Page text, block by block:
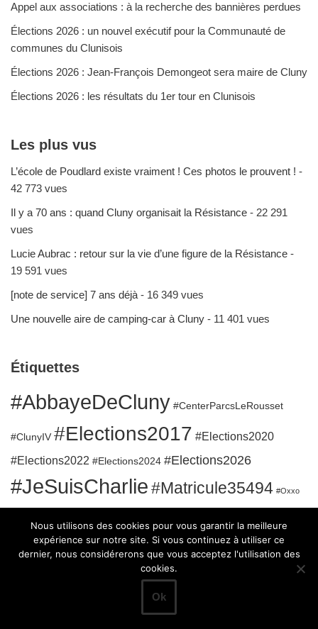
Appel aux associations : à la recherche des bannières perdues
Élections 2026 : un nouvel exécutif pour la Communauté de
communes du Clunisois
Élections 2026 : Jean-François Demongeot sera maire de Cluny
Élections 2026 : les résultats du 1er tour en Clunisois
Les plus vus
L’école de Poudlard existe vraiment ! Ces photos le prouvent ! -
42 773 vues
Il y a 70 ans : quand Cluny organisait la Résistance - 22 291
vues
Lucie Aubrac : retour sur la vie d’une figure de la Résistance -
19 591 vues
[note de service] 7 ans déjà - 16 349 vues
Une nouvelle aire de camping-car à Cluny - 11 401 vues
Étiquettes
#AbbayeDeCluny #CenterParcsLeRousset
#ClunyIV #Elections2017 #Elections2020
#Elections2022 #Elections2024 #Elections2026
#JeSuisCharlie#Matricule35494 #Oxxo
#Sport
WordPress
Nous utilisons des cookies pour vous garantir la meilleure
expérience sur notre site. Si vous continuez à utiliser ce
dernier, nous considérerons que vous acceptez l'utilisation des
cookies.
Ok